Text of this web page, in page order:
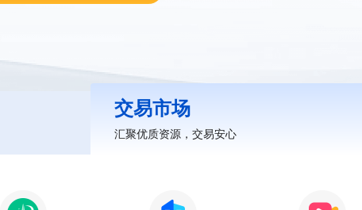
交易市场
汇聚优质资源，交易安心